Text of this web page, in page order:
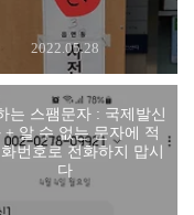
2022.05.28
는 스팸문자 : 국제발신
+ 알 수 없는 문자에 적
번호로 전화하지 맙시
다